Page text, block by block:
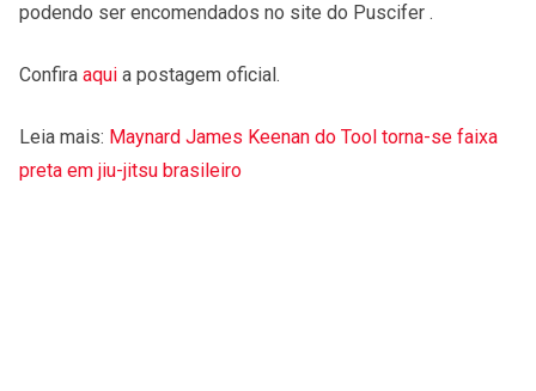
podendo ser encomendados no site do Puscifer .
Confira aqui a postagem oficial.
Leia mais: Maynard James Keenan do Tool torna-se faixa
preta em jiu-jitsu brasileiro